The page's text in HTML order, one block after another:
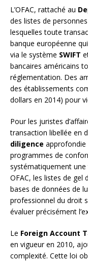
L’OFAC, rattaché au
des listes de
lesquelles toute
banque européenne
via le système SWIFT
bancaires américains
réglementation. Des
des établissements
dollars en 2014) pour
Pour les juristes
transaction libellée en
diligence approfondie
programmes de
systématiquement
OFAC, les listes de gel
bases de données de
professionnel du droit
évaluer précisément
Le Foreign Account
en vigueur en 2010,
complexité. Cette loi